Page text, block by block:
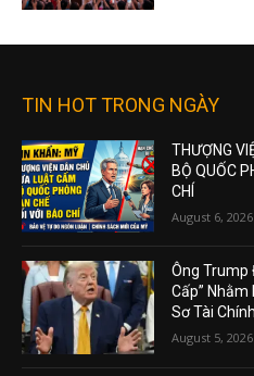
TIN HOT TRONG NGÀY
THƯỢNG
BỘ QUỐC
CHÍ
August 6, 2026
Ông Trump
Cấp” Nhằm
Sơ Tài
August 5, 2026